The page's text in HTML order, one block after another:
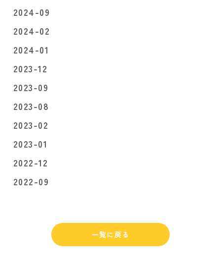
2024-09
2024-02
2024-01
2023-12
2023-09
2023-08
2023-02
2023-01
2022-12
2022-09
一覧に戻る